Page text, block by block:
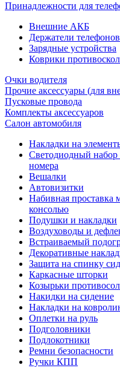
Принадлежности для
Внешние АКБ
Держатели телефонов
Зарядные устройства
Коврики
Очки водителя
Прочие аксессуары (для
Пусковые провода
Комплекты аксессуаров
Салон автомобиля
Накладки на
Светодиодный набор
номера
Вешалки
Автовизитки
Набивная проставка
консолью
Подушки и накладки
Воздуховоды и
Встраиваемый
Декоративные
Защита на спинку
Каркасные шторки
Козырьки
Накидки на сидение
Накладки на
Оплетки на руль
Подголовники
Подлокотники
Ремни безопасности
Ручки КПП